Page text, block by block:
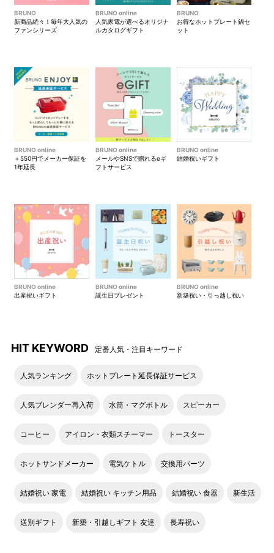
BRUNO
新商品続々！毎年大人気の
ファンシリーズ
BRUNO online
人気家電が選べるオリジナ
ルカタログギフト
BRUNO
お得なホットプレート鍋セ
ット
BRUNO online
＋550円でメーカー保証を
1年延長
BRUNO online
メールやSNSで贈れるeギ
フトサービス
BRUNO online
結婚祝いギフト
BRUNO online
出産祝いギフト
BRUNO online
誕生日プレゼント
BRUNO online
新築祝い・引っ越し祝い
HIT KEYWORD 定番人気・注目キーワード
人気ランキング ホットプレート延長保証サービス
人気ブレンダー再入荷 水筒・マグボトル スピーカー
コーヒー アイロン・衣類スチーマー トースター
ホットサンドメーカー 電気ケトル 交換用パーツ
結婚祝い 家電 結婚祝い キッチン用品 結婚祝い 食器 新生活
送別ギフト 新築・引越しギフト 友達 長寿祝い